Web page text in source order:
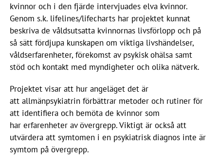
kvinnor och i den fjärde intervjuades elva kvinnor.
Genom s.k. lifelines/lifecharts har projektet kunnat
beskriva de våldsutsatta kvinnornas livsförlopp och på
så sätt fördjupa kunskapen om viktiga livshändelser,
våldserfarenheter, förekomst av psykisk ohälsa samt
stöd och kontakt med myndigheter och olika nätverk.
Projektet visar att hur angeläget det är
att allmänpsykiatrin förbättrar metoder och rutiner för
att identifiera och bemöta de kvinnor som
har erfarenheter av övergrepp. Viktigt är också att
utvärdera att symtomen i en psykiatrisk diagnos inte är
symtom på övergrepp.